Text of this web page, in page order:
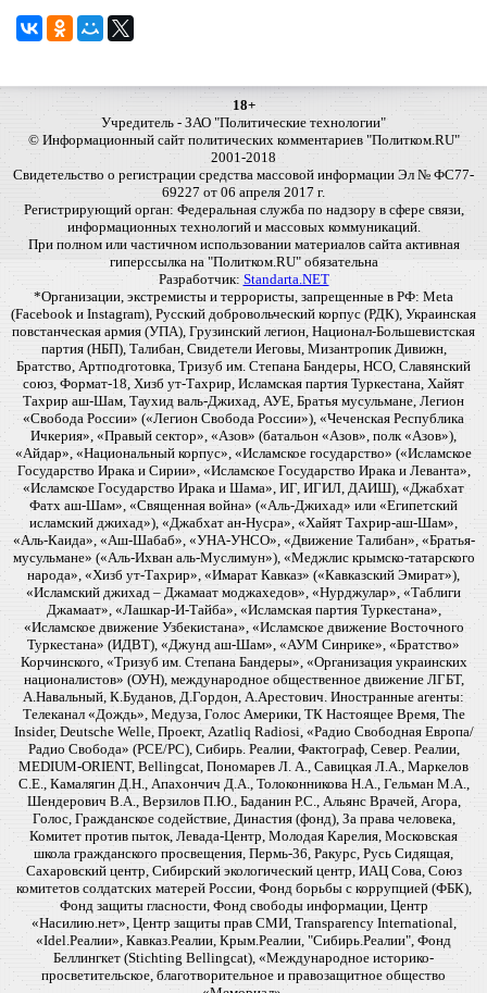
18+
Учредитель - ЗАО "Политические технологии"
© Информационный сайт политических комментариев "Политком.RU"
2001-2018
Свидетельство о регистрации средства массовой информации Эл № ФС77-
69227 от 06 апреля 2017 г.
Регистрирующий орган: Федеральная служба по надзору в сфере связи,
информационных технологий и массовых коммуникаций.
При полном или частичном использовании материалов сайта активная
гиперссылка на "Политком.RU" обязательна
Разработчик: Standarta.NET
*Организации, экстремисты и террористы, запрещенные в РФ: Meta
(Facebook и Instagram), Русский добровольческий корпус (РДК), Украинская
повстанческая армия (УПА), Грузинский легион, Национал-Большевистская
партия (НБП), Талибан, Свидетели Иеговы, Мизантропик Дивижн,
Братство, Артподготовка, Тризуб им. Степана Бандеры, НСО, Славянский
союз, Формат-18, Хизб ут-Тахрир, Исламская партия Туркестана, Хайят
Тахрир аш-Шам, Таухид валь-Джихад, АУЕ, Братья мусульмане, Легион
«Свобода России» («Легион Свобода России»), «Чеченская Республика
Ичкерия», «Правый сектор», «Азов» (батальон «Азов», полк «Азов»),
«Айдар», «Национальный корпус», «Исламское государство» («Исламское
Государство Ирака и Сирии», «Исламское Государство Ирака и Леванта»,
«Исламское Государство Ирака и Шама», ИГ, ИГИЛ, ДАИШ), «Джабхат
Фатх аш-Шам», «Священная война» («Аль-Джихад» или «Египетский
исламский джихад»), «Джабхат ан-Нусра», «Хайят Тахрир-аш-Шам»,
«Аль-Каида», «Аш-Шабаб», «УНА-УНСО», «Движение Талибан», «Братья-
мусульмане» («Аль-Ихван аль-Муслимун»), «Меджлис крымско-татарского
народа», «Хизб ут-Тахрир», «Имарат Кавказ» («Кавказский Эмират»),
«Исламский джихад – Джамаат моджахедов», «Нурджулар», «Таблиги
Джамаат», «Лашкар-И-Тайба», «Исламская партия Туркестана»,
«Исламское движение Узбекистана», «Исламское движение Восточного
Туркестана» (ИДВТ), «Джунд аш-Шам», «АУМ Синрике», «Братство»
Корчинского, «Тризуб им. Степана Бандеры», «Организация украинских
националистов» (ОУН), международное общественное движение ЛГБТ,
А.Навальный, К.Буданов, Д.Гордон, А.Арестович. Иностранные агенты:
Телеканал «Дождь», Медуза, Голос Америки, ТК Настоящее Время, The
Insider, Deutsche Welle, Проект, Azatliq Radiosi, «Радио Свободная Европа/
Радио Свобода» (PCE/PC), Сибирь. Реалии, Фактограф, Север. Реалии,
MEDIUM-ORIENT, Bellingcat, Пономарев Л. А., Савицкая Л.А., Маркелов
С.Е., Камалягин Д.Н., Апахончич Д.А., Толоконникова Н.А., Гельман М.А.,
Шендерович В.А., Верзилов П.Ю., Баданин Р.С., Альянс Врачей, Агора,
Голос, Гражданское содействие, Династия (фонд), За права человека,
Комитет против пыток, Левада-Центр, Молодая Карелия, Московская
школа гражданского просвещения, Пермь-36, Ракурс, Русь Сидящая,
Сахаровский центр, Сибирский экологический центр, ИАЦ Сова, Союз
комитетов солдатских матерей России, Фонд борьбы с коррупцией (ФБК),
Фонд защиты гласности, Фонд свободы информации, Центр
«Насилию.нет», Центр защиты прав СМИ, Transparency International,
«Idel.Реалии», Кавказ.Реалии, Крым.Реалии, "Сибирь.Реалии", Фонд
Беллингкет (Stichting Bellingcat), «Международное историко-
просветительское, благотворительное и правозащитное общество